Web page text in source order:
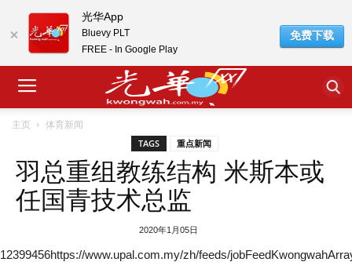
主页 体育新闻
TAGS 重点新闻
羽总重组教练结构 米斯本或
任国青技术总监
2020年1月05日
12399456https://www.upal.com.my/zh/feeds/
光华App
Bluevy PLT
FREE - In Google Play
免费下载